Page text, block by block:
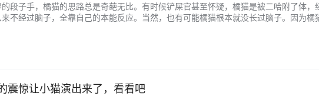
段子手，橘猫的思路总是奇葩无比。有时候铲屎官甚至怀疑，橘猫是被二哈附了体，
不经过脑子，全靠自己的本能反应。当然，也有可能橘猫根本就没长过脑子。因为橘
震惊让小猫演出来了，看看吧